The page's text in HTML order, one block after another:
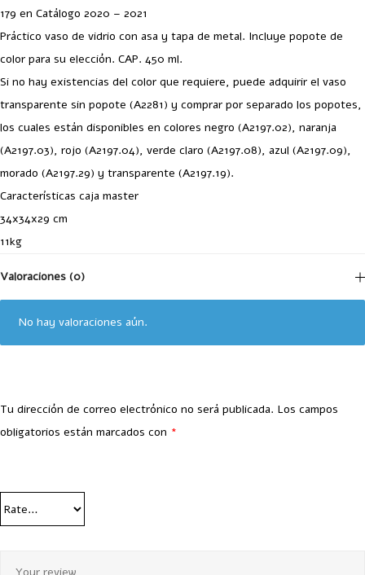
179 en Catálogo 2020 – 2021
Práctico vaso de vidrio con asa y tapa de metal. Incluye popote de
color para su elección. CAP. 450 ml.
Si no hay existencias del color que requiere, puede adquirir el vaso
transparente sin popote (A2281) y comprar por separado los popotes,
los cuales están disponibles en colores negro (A2197.02), naranja
(A2197.03), rojo (A2197.04), verde claro (A2197.08), azul (A2197.09),
morado (A2197.29) y transparente (A2197.19).
Características caja master
34x34x29 cm
11kg
Valoraciones (0)
No hay valoraciones aún.
Tu dirección de correo electrónico no será publicada. Los campos
obligatorios están marcados con *